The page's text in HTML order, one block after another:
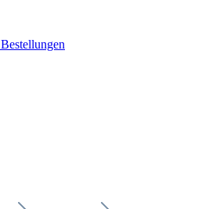
Bestellungen